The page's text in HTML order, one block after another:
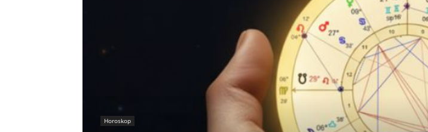
Horoskop